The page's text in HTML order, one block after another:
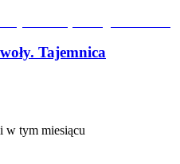
Tajemnica
w tym miesiącu